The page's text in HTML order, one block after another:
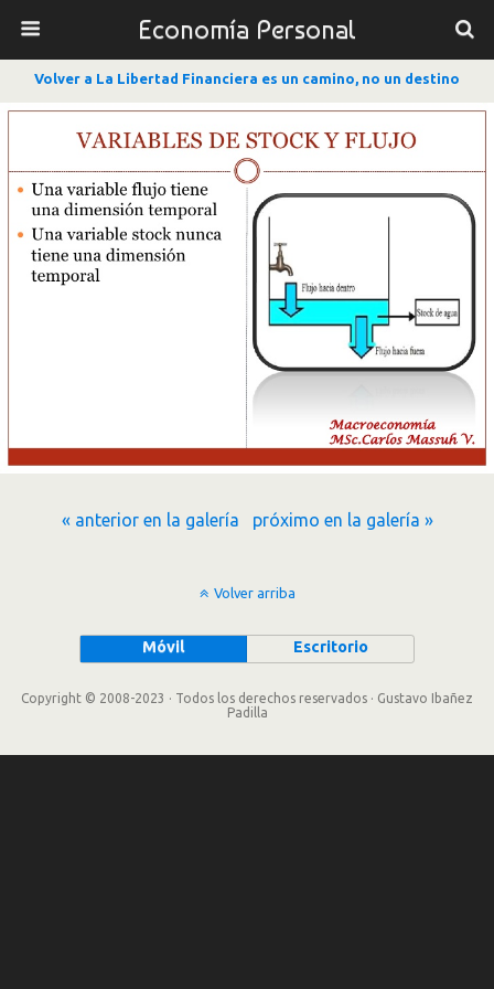
Economía Personal
Volver a La Libertad Financiera es un camino, no un destino
« anterior en la galería próximo en la galería »
Volver arriba
Móvil Escritorio
Copyright © 2008-2023 · Todos los derechos reservados · Gustavo Ibañez
Padilla